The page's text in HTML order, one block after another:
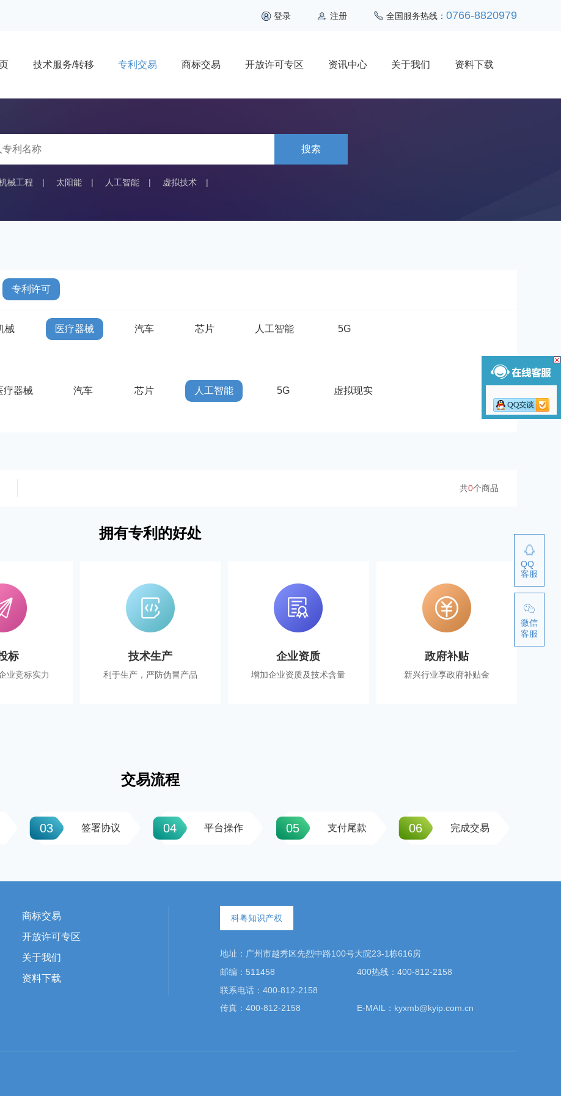
登录 注册 全国服务热线： 0766-8820979
技术服务/转移 专利交易 商标交易 开放许可专区 资讯中心 关于我们 资料下载
搜索
械工程 | 太阳能 | 人工智能 | 虚拟技术 |
专利许可
械 医疗器械 汽车 芯片 人工智能 5G
疗器械 汽车 芯片 人工智能 5G 虚拟现实
共0个商品
拥有专利的好处
标
业竞标实力
技术生产
利于生产，严防伪冒产品
企业资质
增加企业资质及技术含量
政府补贴
新兴行业享政府补贴金
交易流程
03 签署协议 04 平台操作 05 支付尾款 06 完成交易
商标交易
开放许可专区
关于我们
资料下载
科粤知识产权
地址：广州市越秀区先烈中路100号大院23-1栋616房
邮编：511458
400热线：400-812-2158
联系电话：400-812-2158
传真：400-812-2158
E-MAIL：kyxmb@kyip.com.cn
QQ
客服
微信
客服